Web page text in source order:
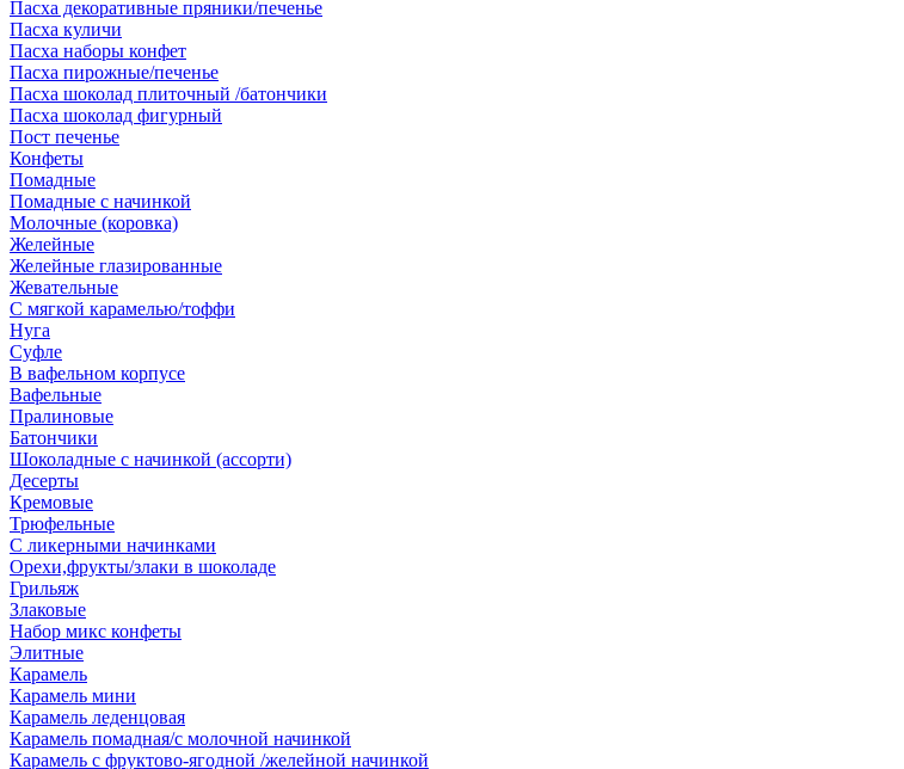
Пасха декоративные пряники/печенье
Пасха куличи
Пасха наборы конфет
Пасха пирожные/печенье
Пасха шоколад плиточный /батончики
Пасха шоколад фигурный
Пост печенье
Конфеты
Помадные
Помадные с начинкой
Молочные (коровка)
Желейные
Желейные глазированные
Жевательные
С мягкой карамелью/тоффи
Нуга
Суфле
В вафельном корпусе
Вафельные
Пралиновые
Батончики
Шоколадные с начинкой (ассорти)
Десерты
Кремовые
Трюфельные
С ликерными начинками
Орехи,фрукты/злаки в шоколаде
Грильяж
Злаковые
Набор микс конфеты
Элитные
Карамель
Карамель мини
Карамель леденцовая
Карамель помадная/с молочной начинкой
Карамель с фруктово-ягодной /желейной начинкой